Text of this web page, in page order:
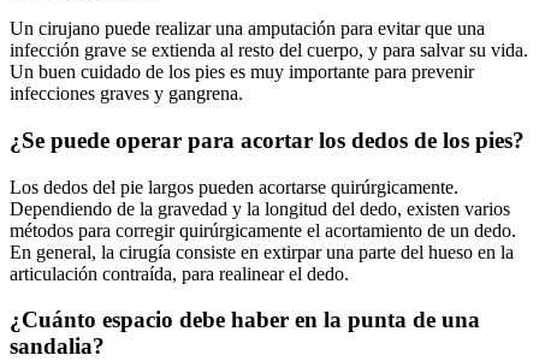
Un cirujano puede realizar una amputación para evitar que una
infección grave se extienda al resto del cuerpo, y para salvar su vida.
Un buen cuidado de los pies es muy importante para prevenir
infecciones graves y gangrena.
¿Se puede operar para acortar los dedos de los pies?
Los dedos del pie largos pueden acortarse quirúrgicamente.
Dependiendo de la gravedad y la longitud del dedo, existen varios
métodos para corregir quirúrgicamente el acortamiento de un dedo.
En general, la cirugía consiste en extirpar una parte del hueso en la
articulación contraída, para realinear el dedo.
¿Cuánto espacio debe haber en la punta de una
sandalia?